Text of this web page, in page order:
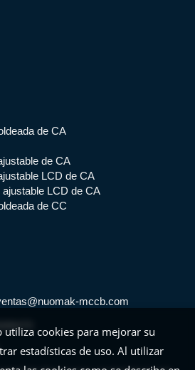
utiliza cookies para mejorar su
estadísticas de uso. Al utilizar
de CA
de CA
LCD de CA
LCD de CA
de CC
mccb.com